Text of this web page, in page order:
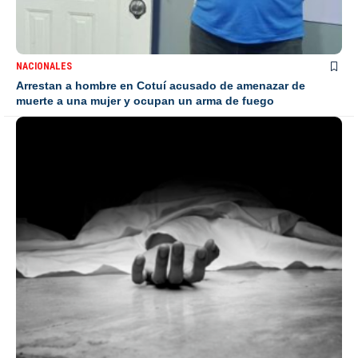
NACIONALES
Arrestan a hombre en Cotuí acusado de amenazar de
muerte a una mujer y ocupan un arma de fuego